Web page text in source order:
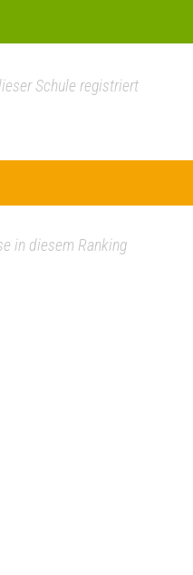
Schule registriert
in diesem Ranking